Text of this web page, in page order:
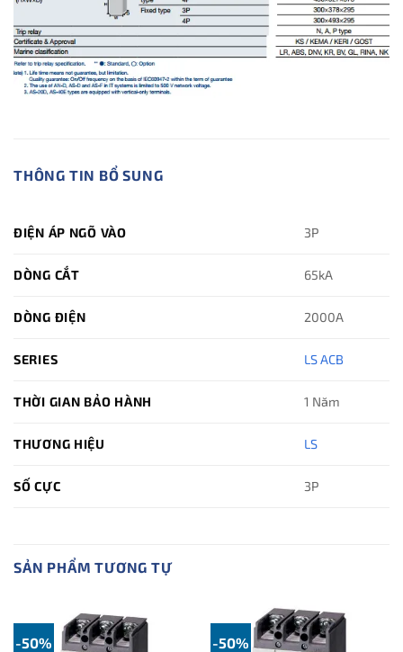
THÔNG TIN BỔ SUNG
ĐIỆN ÁP NGÕ VÀO 3P
DÒNG CẮT 65kA
DÒNG ĐIỆN 2000A
SERIES LS ACB
THỜI GIAN BẢO HÀNH 1 Năm
THƯƠNG HIỆU LS
SỐ CỰC 3P
SẢN PHẨM TƯƠNG TỰ
-50% -50%